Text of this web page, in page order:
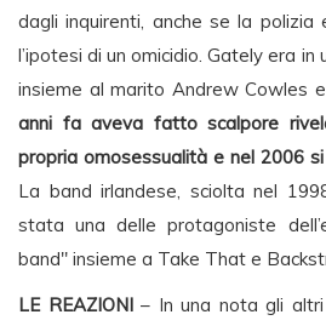
dagli inquirenti, anche se la polizia
l’ipotesi di un omicidio. Gately era
insieme al marito Andrew Cowles
anni fa aveva fatto scalpore
propria omosessualità e nel 2006
La band irlandese, sciolta nel
stata una delle protagoniste
band" insieme a Take That e
LE REAZIONI– In una nota gli